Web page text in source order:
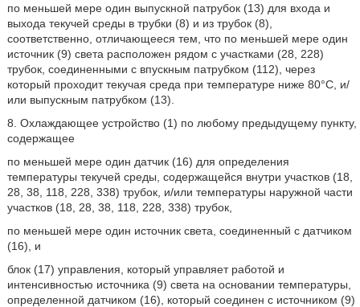
по меньшей мере один выпускной патрубок (13) для входа и
выхода текучей среды в трубки (8) и из трубок (8),
соответственно, отличающееся тем, что по меньшей мере один
источник (9) света расположен рядом с участками (28, 228)
трубок, соединенными с впускным патрубком (112), через
который проходит текучая среда при температуре ниже 80°С, и/
или выпускным патрубком (13).
8. Охлаждающее устройство (1) по любому предыдущему пункту,
содержащее
по меньшей мере один датчик (16) для определения
температуры текучей среды, содержащейся внутри участков (18,
28, 38, 118, 228, 338) трубок, и/или температуры наружной части
участков (18, 28, 38, 118, 228, 338) трубок,
по меньшей мере один источник света, соединенный с датчиком
(16), и
блок (17) управления, который управляет работой и
интенсивностью источника (9) света на основании температуры,
определенной датчиком (16), который соединен с источником (9)